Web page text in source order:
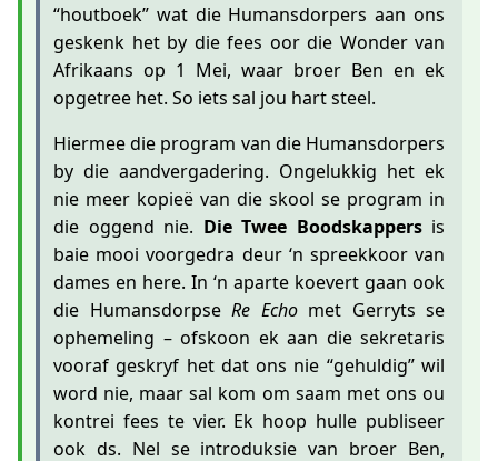
“houtboek” wat die Humansdorpers aan ons
geskenk het by die fees oor die Wonder van
Afrikaans op 1 Mei, waar broer Ben en ek
opgetree het. So iets sal jou hart steel.
Hiermee die program van die Humansdorpers
by die aandvergadering. Ongelukkig het ek
nie meer kopieë van die skool se program in
die oggend nie. Die Twee Boodskappersis
baie mooi voorgedra deur ‘n spreekkoor van
dames en here. In ‘n aparte koevert gaan ook
die Humansdorpse Re Echomet Gerryts se
ophemeling – ofskoon ek aan die sekretaris
vooraf geskryf het dat ons nie “gehuldig” wil
word nie, maar sal kom om saam met ons ou
kontrei fees te vier. Ek hoop hulle publiseer
ook ds. Nel se introduksie van broer Ben,